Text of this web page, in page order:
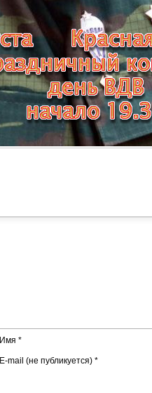
Имя *
E-mail (не публикуется) *